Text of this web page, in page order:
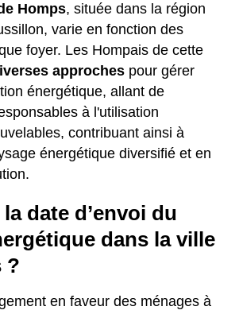
Homps, située dans la région
varie en fonction des
foyer. Les Hompais de cette
approches pour gérer
énergétique, allant de
à l'utilisation
contribuant ainsi à
énergétique diversifié et en
date d’envoi du
dans la ville
?
en faveur des ménages à